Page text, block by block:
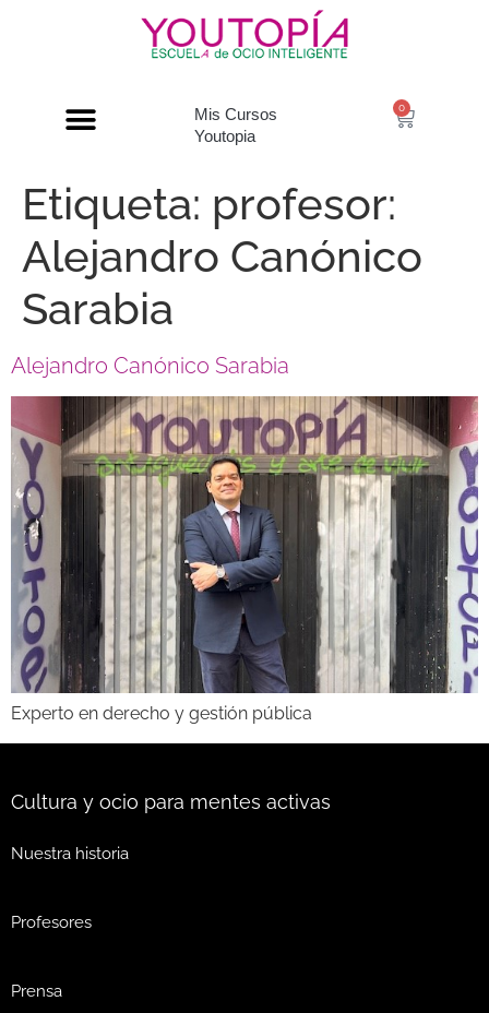
Mis Cursos
Youtopia
0
Etiqueta: profesor:
Alejandro Canónico
Sarabia
Alejandro Canónico Sarabia
Experto en derecho y gestión pública
Cultura y ocio para mentes activas
Nuestra historia
Profesores
Prensa